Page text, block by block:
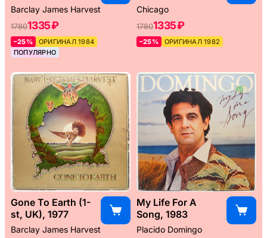
Barclay James Harvest
17801335 ₽
–25%
ОРИГИНАЛ 1984
ПОПУЛЯРНО
Chicago
17801335 ₽
–25% ОРИГИНАЛ 1982
Gone To Earth (1-
st, UK), 1977
Barclay James Harvest
My Life For A
Song, 1983
Placido Domingo